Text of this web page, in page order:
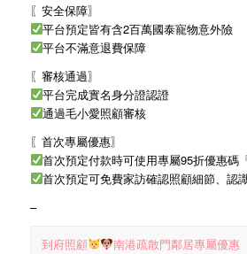
〖安全保障〗
平台預定皆有含2百萬國泰寵物意外險
平台不滿意退費保障
〖審核通過〗
平台完成實名身分證認證
通過毛小愛照顧審核
〖首次專屬優惠〗
首次預定付款時可使用專屬95折優惠碼
首次預定可免費家訪確認照顧細節、認
–
到府照顧 南港疏散門鄰居專屬優惠